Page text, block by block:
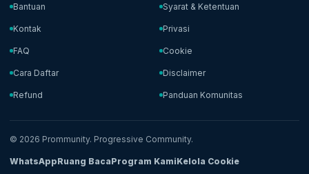
Bantuan
Kontak
FAQ
Cara Daftar
Refund
Syarat & Ketentuan
Privasi
Cookie
Disclaimer
Panduan Komunitas
© 2026 Prommunity. Progressive Community.
WhatsAppRuang BacaProgram KamiKelola Cookie